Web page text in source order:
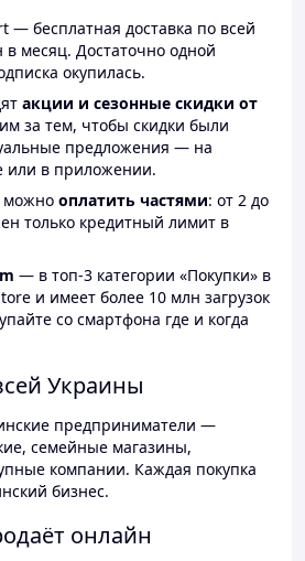
— бесплатная доставка по всей
в месяц. Достаточно одной
окупилась.
акции и сезонные скидки от
за тем, чтобы скидки были
предложения — на
или в приложении.
можно оплатить частями: от 2 до
только кредитный лимит в
— в топ-3 категории «Покупки» в
и имеет более 10 млн загрузок
со смартфона где и когда
Украины
предприниматели —
семейные магазины,
компании. Каждая покупка
бизнес.
онлайн